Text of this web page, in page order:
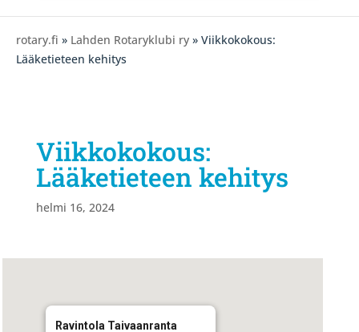
rotary.fi » Lahden Rotaryklubi ry » Viikkokokous:
Lääketieteen kehitys
Viikkokokous:
Lääketieteen kehitys
helmi 16, 2024
Ravintola Taivaanranta